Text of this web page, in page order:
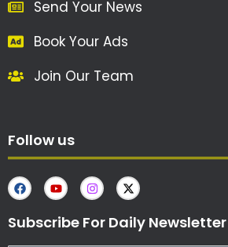
Send Your News
Book Your Ads
Join Our Team
Follow us
Subscribe For Daily Newsletter